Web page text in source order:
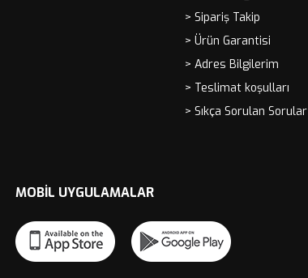
> Sipariş Takip
> Ürün Garantisi
> Adres Bilgilerim
> Teslimat koşulları
> Sıkça Sorulan Sorular
MOBIL UYGULAMALAR